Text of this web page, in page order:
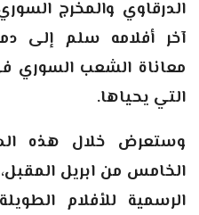
الدرقاوي والمخرج
آخر أفلامه سلم إلى
معاناة الشعب السوري
التي يحياها.
وستعرض خلال هذه
الرسمية للأفلام